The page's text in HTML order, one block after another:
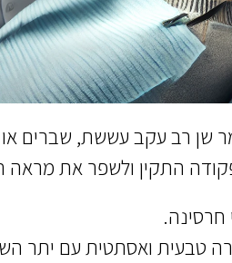
שן רב עקב עששת, שברים או
התקין ולשפר את מראה
חרסינה.
טבעית ואסתטית עם יתר